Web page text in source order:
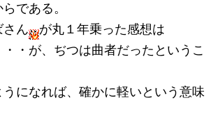
である。
さん
が丸１年乗った感想は
・が、ぢつは曲者だったというこ
になれば、確かに軽いという意味